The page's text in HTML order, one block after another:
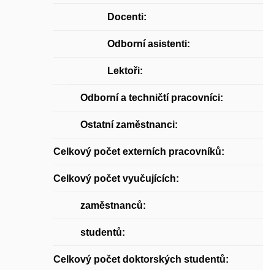
Docenti:
Odborní asistenti:
Lektoři:
Odborní a techničtí pracovníci:
Ostatní zaměstnanci:
Celkový počet externích pracovníků:
Celkový počet vyučujících:
zaměstnanců:
studentů:
Celkový počet doktorských studentů: